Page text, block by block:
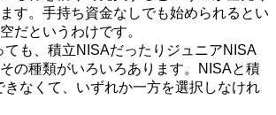
す。手持ち資金なしでも始められるとい
だというわけです。
ても、積立NISAだったりジュニアNISA
の種類がいろいろあります。NISAと積
きなくて、いずれか一方を選択しなけれ